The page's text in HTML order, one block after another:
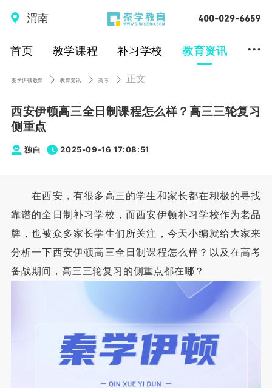
渭南
首页 教学课程 补习学校 教育资讯 ...
秦学伊顿教育 教育资讯 高考 正文
西安伊顿高三全日制课程怎么样？高三三轮复习
侧重点
独白 2025-09-16 17:08:51
在西安，有很多高三的学生和家长都在积极的寻找
靠谱的全日制补习学校，而西安伊顿补习学校作为老品
牌，也被众多家长学生们所关注，今天小编就给大家来
分析一下西安伊顿高三全日制课程怎么样？以及在高考
备战期间，高三三轮复习的侧重点都在哪？